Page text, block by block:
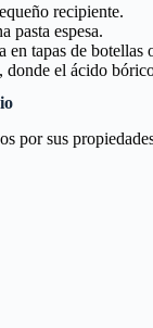
recipiente.
pasta espesa.
en tapas de
el ácido
por sus